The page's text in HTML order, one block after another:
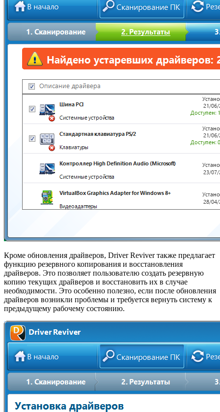
Кроме обновления драйверов, Driver Reviver также предлагает
функцию резервного копирования и восстановления
драйверов. Это позволяет пользователю создать резервную
копию текущих драйверов и восстановить их в случае
необходимости. Это особенно полезно, если после обновления
драйверов возникли проблемы и требуется вернуть систему к
предыдущему рабочему состоянию.